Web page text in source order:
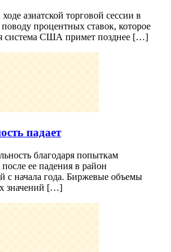
азиатской торговой сессии в
процентных ставок, которое
система США примет позднее […]
падает
благодаря попыткам
ее падения в район
с начала года. Биржевые объемы
значений […]